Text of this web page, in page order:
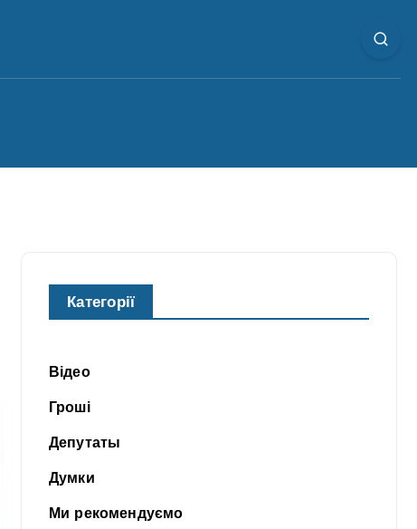
Категорії
Відео
Гроші
Депутаты
Думки
Ми рекомендуємо